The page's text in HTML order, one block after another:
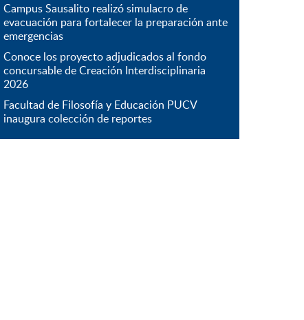
Campus Sausalito realizó simulacro de
evacuación para fortalecer la preparación ante
emergencias
Conoce los proyecto adjudicados al fondo
concursable de Creación Interdisciplinaria
2026
Facultad de Filosofía y Educación PUCV
inaugura colección de reportes